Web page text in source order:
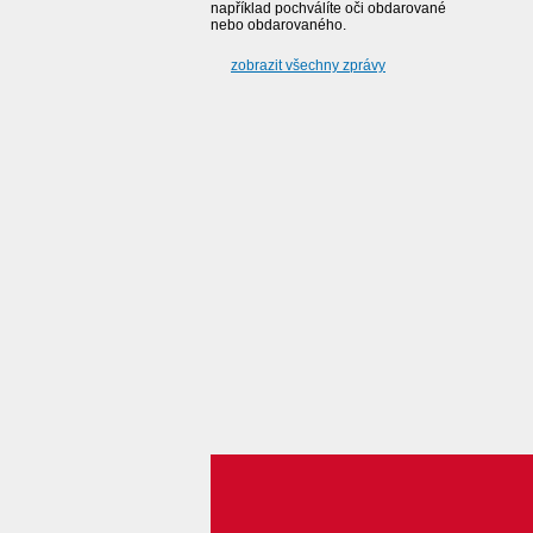
například pochválíte oči obdarované
nebo obdarovaného.
zobrazit všechny zprávy